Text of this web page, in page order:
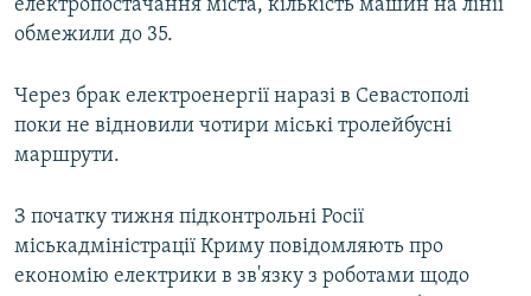
електропостачання міста, кількість машин на лінії
обмежили до 35.
Через брак електроенергії наразі в Севастополі
поки не відновили чотири міські тролейбусні
маршрути.
З початку тижня підконтрольні Росії
міськадміністрації Криму повідомляють про
економію електрики в зв'язку з роботами щодо